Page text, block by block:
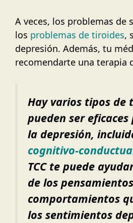
A veces, los problemas de
los problemas de tiroides,
depresión. Además, tu
recomendarte una terapia
Hay varios tipos de
pueden ser
la depresión,
cognitivo-
TCC te puede
de los
comportamientos
los sentimientos